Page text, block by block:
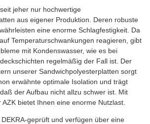
jeher nur hochwertige
aus eigener Produktion. Deren robuste
eine enorme Schlagfestigkeit. Da
Temperaturschwankungen reagieren, gibt
mit Kondenswasser, wie es bei
regelmäßig der Fall ist. Der
unserer Sandwichpolyesterplatten sorgt
erwähnte optimale Isolation und trägt
der Aufbau nicht allzu schwer ist. Mit
bietet Ihnen eine enorme Nutzlast.
geprüft und verfügen über eine